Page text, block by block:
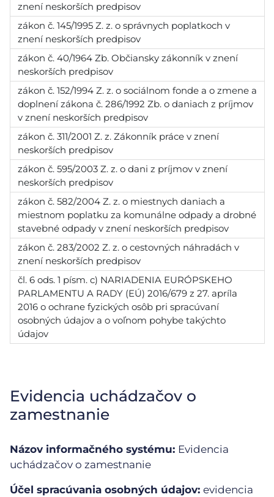
znení neskorších predpisov
zákon č. 145/1995 Z. z. o správnych poplatkoch v
znení neskorších predpisov
zákon č. 40/1964 Zb. Občiansky zákonník v znení
neskorších predpisov
zákon č. 152/1994 Z. z. o sociálnom fonde a o zmene a
doplnení zákona č. 286/1992 Zb. o daniach z príjmov
v znení neskorších predpisov
zákon č. 311/2001 Z. z. Zákonník práce v znení
neskorších predpisov
zákon č. 595/2003 Z. z. o dani z príjmov v znení
neskorších predpisov
zákon č. 582/2004 Z. z. o miestnych daniach a
miestnom poplatku za komunálne odpady a drobné
stavebné odpady v znení neskorších predpisov
zákon č. 283/2002 Z. z. o cestovných náhradách v
znení neskorších predpisov
čl. 6 ods. 1 písm. c) NARIADENIA EURÓPSKEHO
PARLAMENTU A RADY (EÚ) 2016/679 z 27. apríla
2016 o ochrane fyzických osôb pri spracúvaní
osobných údajov a o voľnom pohybe takýchto
údajov
Evidencia uchádzačov o
zamestnanie
Názov informačného systému: Evidencia
uchádzačov o zamestnanie
Účel spracúvania osobných údajov: evidencia